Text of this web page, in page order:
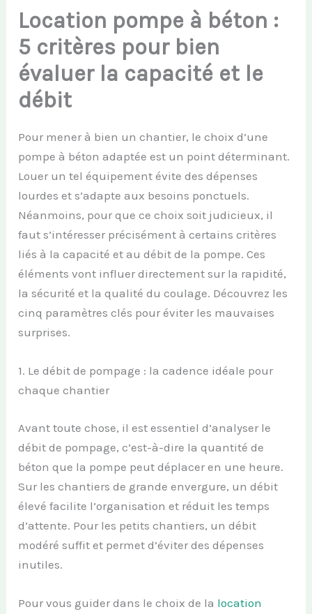
Location pompe à béton :
5 critères pour bien
évaluer la capacité et le
débit
Pour mener à bien un chantier, le choix d’une
pompe à béton adaptée est un point déterminant.
Louer un tel équipement évite des dépenses
lourdes et s’adapte aux besoins ponctuels.
Néanmoins, pour que ce choix soit judicieux, il
faut s’intéresser précisément à certains critères
liés à la capacité et au débit de la pompe. Ces
éléments vont influer directement sur la rapidité,
la sécurité et la qualité du coulage. Découvrez les
cinq paramètres clés pour éviter les mauvaises
surprises.
1. Le débit de pompage : la cadence idéale pour
chaque chantier
Avant toute chose, il est essentiel d’analyser le
débit de pompage, c’est-à-dire la quantité de
béton que la pompe peut déplacer en une heure.
Sur les chantiers de grande envergure, un débit
élevé facilite l’organisation et réduit les temps
d’attente. Pour les petits chantiers, un débit
modéré suffit et permet d’éviter des dépenses
inutiles.
Pour vous guider dans le choix de la location